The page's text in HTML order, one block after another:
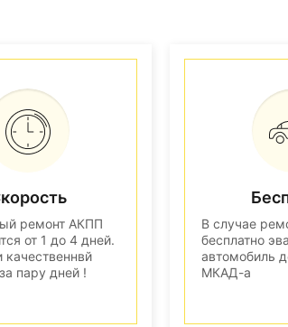
ремонт АКПП
от 1 до 4 дней.
пару дней !
В случае
бесплатно
автомобиль
МКАД-а